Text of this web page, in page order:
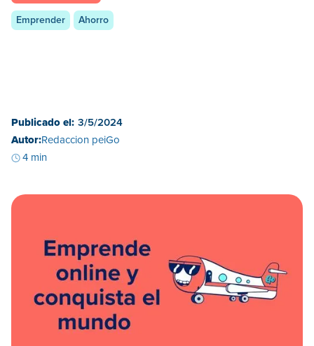
Emprender Ahorro
Publicado el: 3/5/2024
Autor:Redaccion peiGo
4 min